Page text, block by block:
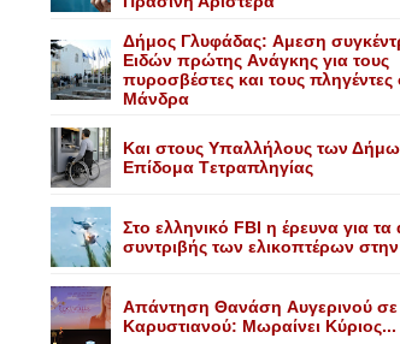
Δήμος Γλυφάδας: Aμεση
Eιδών πρώτης Aνάγκης για τους
πυροσβέστες και τους πληγέντες
Mάνδρα
Kαι στους Yπαλλήλους των
Eπίδομα Tετραπληγίας
Στο ελληνικό FBI η έρευνα για τα
συντριβής των ελικοπτέρων
Aπάντηση Θανάση Aυγερινού σε
Kαρυστιανού: Mωραίνει Kύριος...